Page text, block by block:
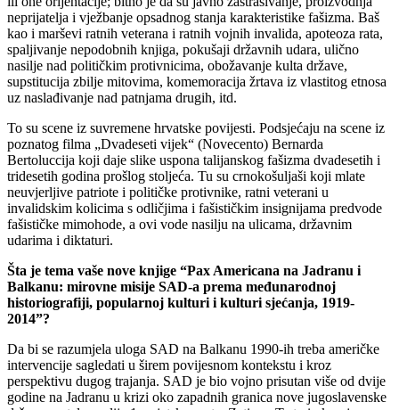
neprijatelja i vježbanje opsadnog stanja karakteristike fašizma. Baš
kao i marševi ratnih veterana i ratnih vojnih invalida, apoteoza rata,
spaljivanje nepodobnih knjiga, pokušaji državnih udara, ulično
nasilje nad političkim protivnicima, obožavanje kulta države,
supstitucija zbilje mitovima, komemoracija žrtava iz vlastitog etnosa
uz naslađivanje nad patnjama drugih, itd.
To su scene iz suvremene hrvatske povijesti. Podsjećaju na scene iz
poznatog filma „Dvadeseti vijek“ (Novecento) Bernarda
Bertoluccija koji daje slike uspona talijanskog fašizma dvadesetih i
tridesetih godina prošlog stoljeća. Tu su crnokošuljaši koji mlate
neuvjerljive patriote i političke protivnike, ratni veterani u
invalidskim kolicima s odličjima i fašističkim insignijama predvode
fašističke mimohode, a ovi vode nasilju na ulicama, državnim
udarima i diktaturi.
Šta je tema vaše nove knjige “Pax Americana na Jadranu i
Balkanu: mirovne misije SAD-a prema međunarodnoj
historiografiji, popularnoj kulturi i kulturi sjećanja, 1919-
2014”?
Da bi se razumjela uloga SAD na Balkanu 1990-ih treba američke
intervencije sagledati u širem povijesnom kontekstu i kroz
perspektivu dugog trajanja. SAD je bio vojno prisutan više od dvije
godine na Jadranu u krizi oko zapadnih granica nove jugoslavenske